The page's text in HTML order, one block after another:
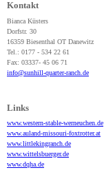
Kontakt
Bianca Küsters
Dorfstr. 30
16359 Biesenthal OT Danewitz
Tel.: 0177 - 534 22 61
Fax: 03337- 45 06 71
info@sunhill-quarter-ranch.de
Links
www.western-stable-werneuchen.de
www.auland-missouri-foxtrotter.at
www.littlekingranch.de
www.wittelsbuerger.de
www.dqha.de